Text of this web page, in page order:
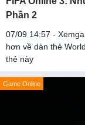
Phần 2
07/09 14:57 -
hơn về dàn thẻ
thẻ này
Game Online